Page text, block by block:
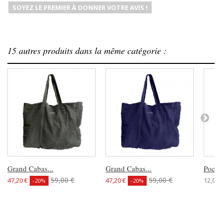
SOYEZ LE PREMIER À DONNER VOTRE AVIS !
15 autres produits dans la même catégorie :
Grand Cabas...
47,20 € -20% 59,00 €
Grand Cabas...
47,20 € -20% 59,00 € 12,00